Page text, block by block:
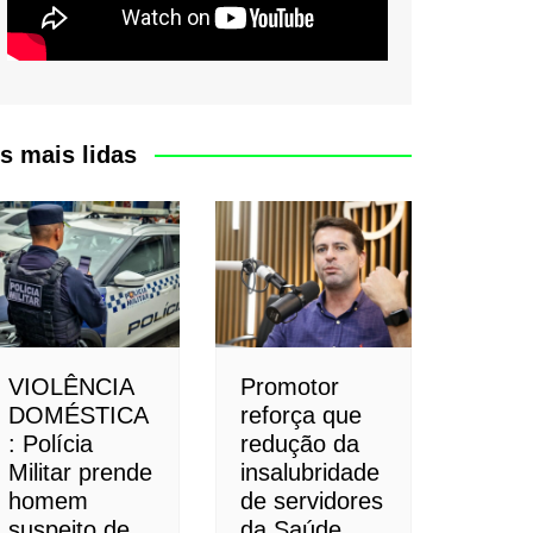
mais lidas
VIOLÊNCIA
DOMÉSTICA
: Polícia
Militar prende
homem
Promotor
reforça que
redução da
insalubridade
de servidores